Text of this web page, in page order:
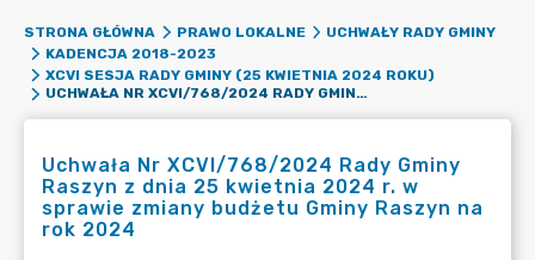
STRONA GŁÓWNA PRAWO LOKALNE
UCHWAŁY RADY GMINY
KADENCJA 2018-2023
XCVI SESJA RADY GMINY (25 KWIETNIA 2024 ROKU)
UCHWAŁA NR XCVI/768/2024 RADY GMINY RASZYN Z DNIA 25 KWIETNIA 2024 R. W SPRAWIE ZMIANY BUDŻETU GMINY RASZYN NA ROK 2024
Uchwała Nr XCVI/768/2024 Rady Gminy
Raszyn z dnia 25 kwietnia 2024 r. w
sprawie zmiany budżetu Gminy Raszyn na
rok 2024